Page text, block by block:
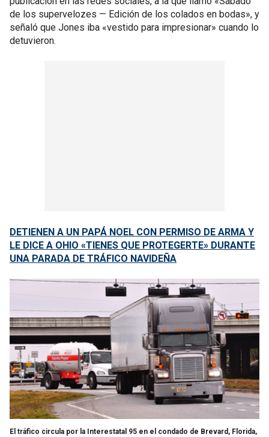
de los supervelozes — Edición de los colados en bodas», y
señaló que Jones iba «vestido para impresionar» cuando lo
detuvieron.
DETIENEN A UN PAPÁ NOEL CON PERMISO DE ARMA Y
LE DICE A OHIO «TIENES QUE PROTEGERTE» DURANTE
UNA PARADA DE TRÁFICO NAVIDEÑA
El tráfico circula por la Interestatal 95 en el condado de Brevard, Florida,